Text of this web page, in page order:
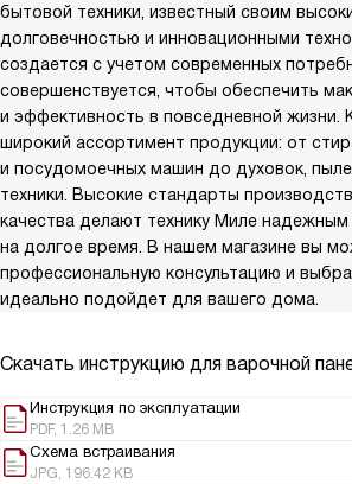
бытовой техники, известный своим
долговечностью и инновационными
создается с учетом современных
совершенствуется, чтобы обеспечить
и эффективность в повседневной жизни.
широкий ассортимент продукции: от
и посудомоечных машин до духовок,
техники. Высокие стандарты
качества делают технику Миле
на долгое время. В нашем магазине вы
профессиональную консультацию и
идеально подойдет для вашего дома.
Скачать инструкцию для варочной
Инструкция по эксплуатации
PDF, 1.26 MB
Схема встраивания
JPG, 196.42 KB